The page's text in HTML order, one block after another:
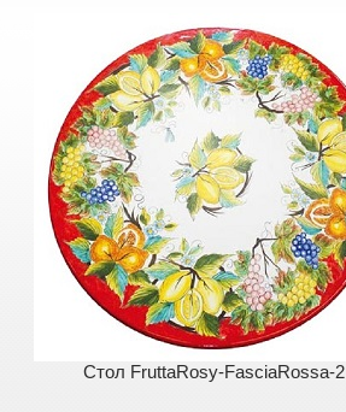
Стол FruttaRosy-FasciaRossa-2